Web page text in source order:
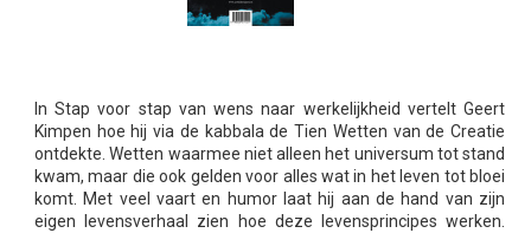
In Stap voor stap van wens naar werkelijkheid vertelt Geert
Kimpen hoe hij via de kabbala de Tien Wetten van de Creatie
ontdekte. Wetten waarmee niet alleen het universum tot stand
kwam, maar die ook gelden voor alles wat in het leven tot bloei
komt. Met veel vaart en humor laat hij aan de hand van zijn
eigen levensverhaal zien hoe deze levensprincipes werken.